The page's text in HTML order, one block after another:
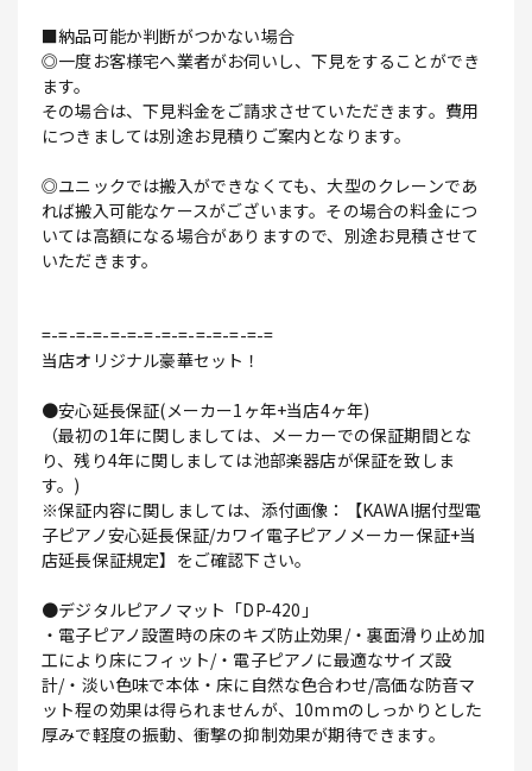
■納品可能か判断がつかない場合
◎一度お客様宅へ業者がお伺いし、下見をすることができ
ます。
その場合は、下見料金をご請求させていただきます。費用
につきましては別途お見積りご案内となります。
◎ユニックでは搬入ができなくても、大型のクレーンであ
れば搬入可能なケースがございます。その場合の料金につ
いては高額になる場合がありますので、別途お見積させて
いただきます。
=-=-=-=-=-=-=-=-=-=-=-=-=-=
当店オリジナル豪華セット！
●安心延長保証(メーカー1ヶ年+当店4ヶ年)
（最初の1年に関しましては、メーカーでの保証期間とな
り、残り4年に関しましては池部楽器店が保証を致しま
す。)
※保証内容に関しましては、添付画像：【KAWAI据付型電
子ピアノ安心延長保証/カワイ電子ピアノメーカー保証+当
店延長保証規定】をご確認下さい。
●デジタルピアノマット「DP-420」
・電子ピアノ設置時の床のキズ防止効果/・裏面滑り止め加
工により床にフィット/・電子ピアノに最適なサイズ設
計/・淡い色味で本体・床に自然な色合わせ/高価な防音マ
ット程の効果は得られませんが、10mmのしっかりとした
厚みで軽度の振動、衝撃の抑制効果が期待できます。